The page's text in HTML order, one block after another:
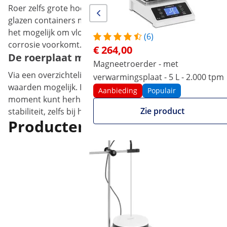
(6)
€ 264,00
Magneetroerder - met
verwarmingsplaat - 5 L - 2.000 tpm
Aanbieding Populair
Zie product
Roer zelfs grote hoeveelheden vloeistoffen met de
glazen containers met een capaciteit van maximaal 10
het mogelijk om vloeistoffen te roeren zonder in direct
corrosie voorkomt.
De roerplaat maakt indruk met
Via een overzichtelijk bedieningspaneel met LC-display
waarden mogelijk. Het toerental regel je tussen de 50
moment kunt herhalen. Met de timer kunt u de
stabiliteit, zelfs bij hoge toerentallen.
Producten die u wellicht